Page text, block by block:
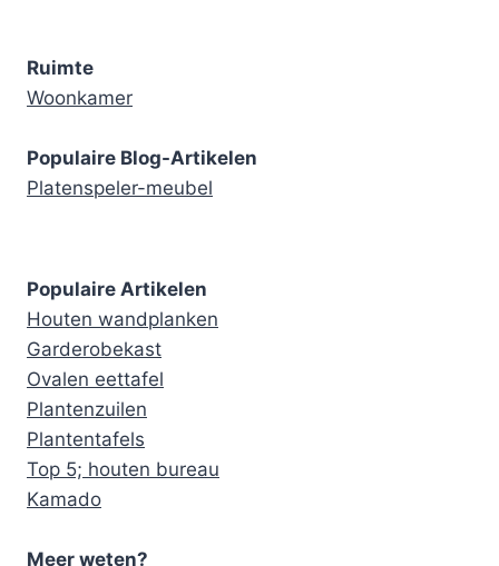
Ruimte
Woonkamer
Populaire Blog-Artikelen
Platenspeler-meubel
Populaire Artikelen
Houten wandplanken
Garderobekast
Ovalen eettafel
Plantenzuilen
Plantentafels
Top 5; houten bureau
Kamado
Meer weten?